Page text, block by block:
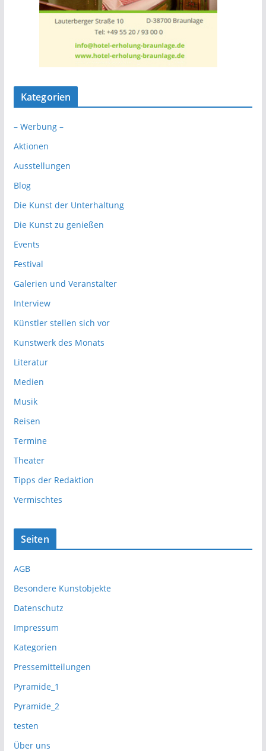
Kategorien
– Werbung –
Aktionen
Ausstellungen
Blog
Die Kunst der Unterhaltung
Die Kunst zu genießen
Events
Festival
Galerien und Veranstalter
Interview
Künstler stellen sich vor
Kunstwerk des Monats
Literatur
Medien
Musik
Reisen
Termine
Theater
Tipps der Redaktion
Vermischtes
Seiten
AGB
Besondere Kunstobjekte
Datenschutz
Impressum
Kategorien
Pressemitteilungen
Pyramide_1
Pyramide_2
testen
Über uns